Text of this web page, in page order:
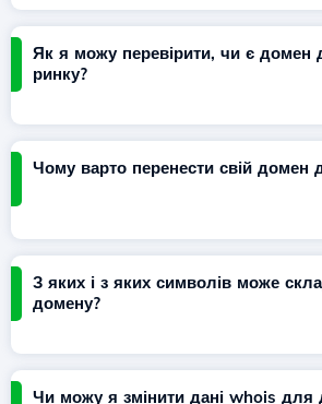
Як я можу перевірити, чи є домен
ринку?
Чому варто перенести свій домен
З яких і з яких символів може
домену?
Чи можу я змінити дані whois для